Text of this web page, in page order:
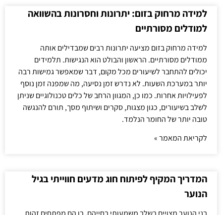
למידה מרחוק בזום: יתרונות וחסרונות בהשוואה
למודלים מסורתיים
למידה מרחוק בזום מציעה יתרונות רבים שמבדילים אותה
ממודלים מסורתיים. הראשון והבולט הוא הנגישות. תלמידים
יכולים להתחבר לשיעורים מכל מקום, דבר שמאפשר גמישות רבה
יותר במערכת השעות. לא נדרש זמן נסיעה, מה שמפנה זמן נוסף
לפעילויות אחרות. כמו כן, המגוון הרחב של כלים טכנולוגיים שניתן
לשלב בשיעורים, כגון מצגות, סקרים ושיתוף מסך, תורם להנגשה
טובה יותר של החומר הנלמד.
לקריאת המאמר »
המדריך המקיף לפיתוח חוג מדעים חווייתי בגיל
הנוער